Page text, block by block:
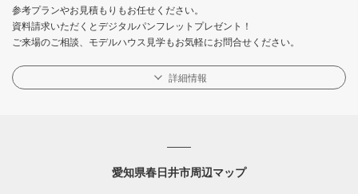
参考プランやお見積もりもお任せください。
資料請求いただくとデジタルパンフレットプレゼント！
ご来場のご相談、モデルハウス見学もお気軽にお問合せください。
詳細情報
愛知県春日井市周辺マップ